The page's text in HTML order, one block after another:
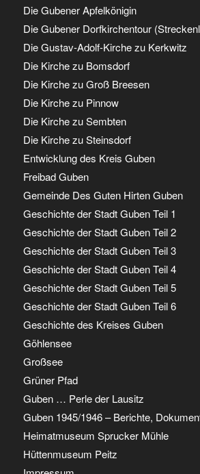
Die Gubener Apfelkönigin
Die Gubener Dorfkirchentour
Die Gustav-Adolf-Kirche zu Kerkwitz
Die Kirche zu Bomsdorf
Die Kirche zu Groß Breesen
Die Kirche zu Pinnow
Die Kirche zu Sembten
Die Kirche zu Steinsdorf
Entwicklung des Kreis Guben
Freibad Guben
Gemeinde Des Guten Hirten Guben
Geschichte der Stadt Guben Teil 1
Geschichte der Stadt Guben Teil 2
Geschichte der Stadt Guben Teil 3
Geschichte der Stadt Guben Teil 4
Geschichte der Stadt Guben Teil 5
Geschichte der Stadt Guben Teil 6
Geschichte des Kreises Guben
Göhlensee
Großsee
Grüner Pfad
Guben … Perle der Lausitz
Guben 1945/1946 – Berichte,
Heimatmuseum Sprucker Mühle
Hüttenmuseum Peitz